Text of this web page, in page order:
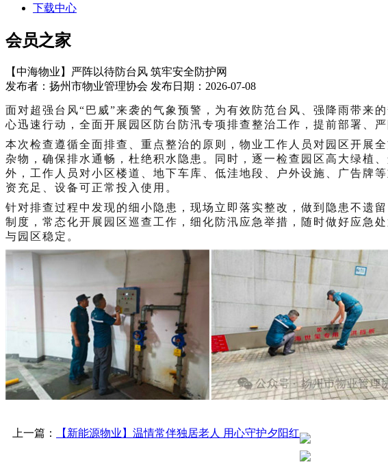
下载中心
会员之家
【中海物业】严阵以待防台风 筑牢安全防护网
发布者：扬州市物业管理协会 发布日期：2026-07-08
面对超强台风“巴威”来袭的气象预警，为有效防范台风、强降雨带来
心迅速行动，全面开展园区防台防汛专项排查整治工作，提前部署、
本次检查遵循全面排查、重点整治的原则，物业工作人员对园区开展
杂物，确保排水通畅，杜绝积水隐患。同时，逐一检查园区高大绿植
外，工作人员对小区楼道、地下车库、低洼地段、户外设施、广告牌
资充足、设备可正常投入使用。
针对排查过程中发现的细小隐患，现场立即落实整改，做到隐患不遗
制度，常态化开展园区巡查工作，细化防汛应急举措，随时做好应急
与园区稳定。
上一篇： 【新能源物业】温情常伴独居老人 用心守护夕阳红